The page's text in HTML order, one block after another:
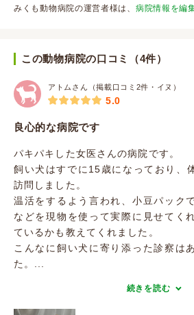
みくも動物病院の運営者様は、 病院情報を編
この動物病院の口コミ（4件）
アトムさん（掲載口コミ2件・イヌ）
5.0
良心的な病院です
パキパキした女医さんの病院です。
飼い犬はすでに15歳になっており、
訪問しました。
温活をするよう言われ、小豆パック
などを現物を使って実際に見せてく
ているかも教えてくれました。
こんなに飼い犬に寄り添った診察は
た。...
続きを読む